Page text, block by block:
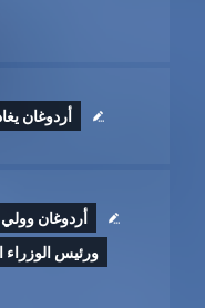
أردوغان
أردوغان
ورئيس